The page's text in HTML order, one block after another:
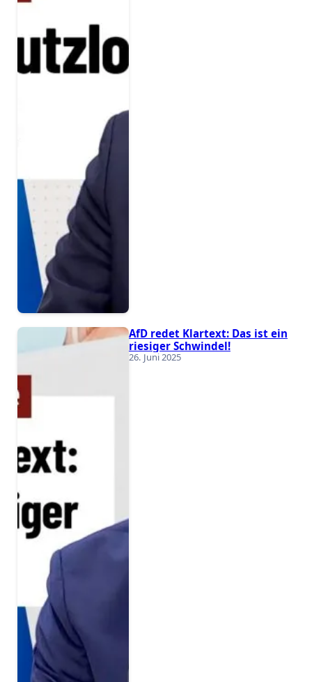
AfD redet Klartext: Das ist ein
riesiger Schwindel!
26. Juni 2025